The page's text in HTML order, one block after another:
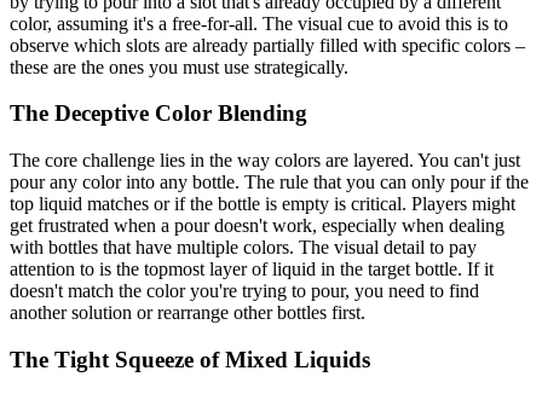
color, assuming it's a free-for-all. The visual cue to avoid this is to
observe which slots are already partially filled with specific colors –
these are the ones you must use strategically.
The Deceptive Color Blending
The core challenge lies in the way colors are layered. You can't just
pour any color into any bottle. The rule that you can only pour if the
top liquid matches or if the bottle is empty is critical. Players might
get frustrated when a pour doesn't work, especially when dealing
with bottles that have multiple colors. The visual detail to pay
attention to is the topmost layer of liquid in the target bottle. If it
doesn't match the color you're trying to pour, you need to find
another solution or rearrange other bottles first.
The Tight Squeeze of Mixed Liquids